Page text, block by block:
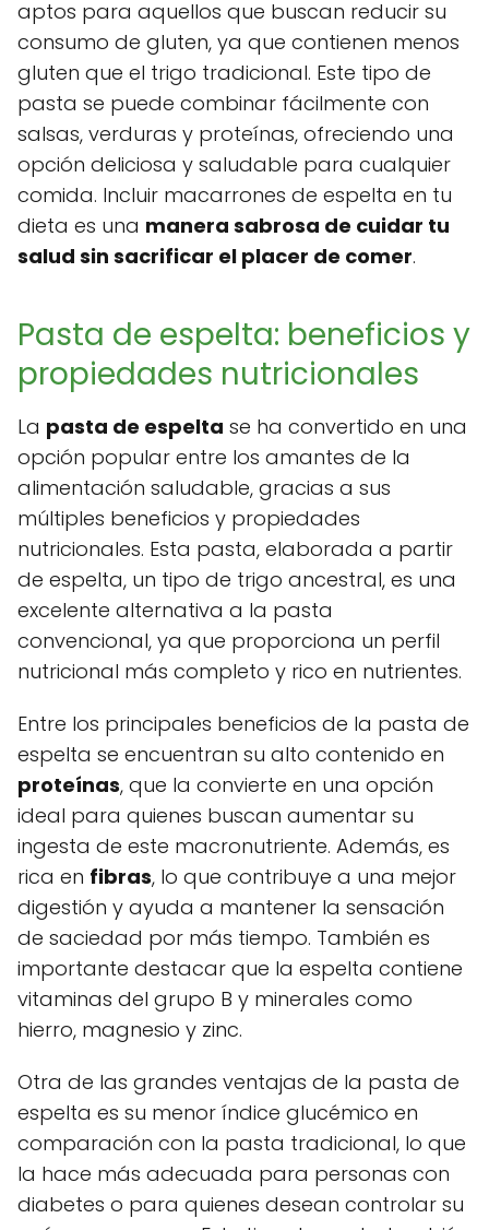
aptos para aquellos que buscan reducir su
consumo de gluten, ya que contienen menos
gluten que el trigo tradicional. Este tipo de
pasta se puede combinar fácilmente con
salsas, verduras y proteínas, ofreciendo una
opción deliciosa y saludable para cualquier
comida. Incluir macarrones de espelta en tu
dieta es una manera sabrosa de cuidar tu
salud sin sacrificar el placer de comer.
Pasta de espelta: beneficios y
propiedades nutricionales
La pasta de espelta se ha convertido en una
opción popular entre los amantes de la
alimentación saludable, gracias a sus
múltiples beneficios y propiedades
nutricionales. Esta pasta, elaborada a partir
de espelta, un tipo de trigo ancestral, es una
excelente alternativa a la pasta
convencional, ya que proporciona un perfil
nutricional más completo y rico en nutrientes.
Entre los principales beneficios de la pasta de
espelta se encuentran su alto contenido en
proteínas, que la convierte en una opción
ideal para quienes buscan aumentar su
ingesta de este macronutriente. Además, es
rica en fibras, lo que contribuye a una mejor
digestión y ayuda a mantener la sensación
de saciedad por más tiempo. También es
importante destacar que la espelta contiene
vitaminas del grupo B y minerales como
hierro, magnesio y zinc.
Otra de las grandes ventajas de la pasta de
espelta es su menor índice glucémico en
comparación con la pasta tradicional, lo que
la hace más adecuada para personas con
diabetes o para quienes desean controlar su